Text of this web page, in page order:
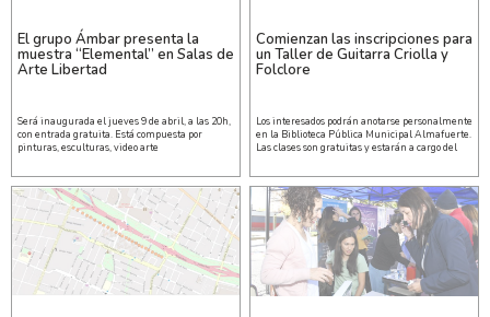
El grupo Ámbar presenta la
muestra “Elemental” en Salas de
Arte Libertad
Será inaugurada el jueves 9 de abril, a las 20h,
con entrada gratuita. Está compuesta por
pinturas, esculturas, video arte
Comienzan las inscripciones para
un Taller de Guitarra Criolla y
Folclore
Los interesados podrán anotarse personalmente
en la Biblioteca Pública Municipal Almafuerte.
Las clases son gratuitas y estarán a cargo del